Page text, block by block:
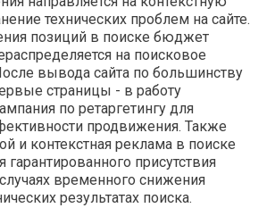
технических проблем на сайте.
позиций в поиске бюджет
на поисковое
вывода сайта по большинству
страницы - в работу
по ретаргетингу для
продвижения. Также
и контекстная реклама в поиске
гарантированного присутствия
временного снижения
результатах поиска.